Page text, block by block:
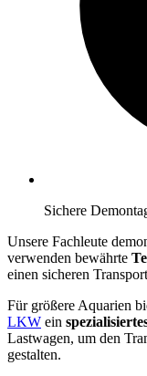
Sichere
Unsere Fachleute
verwenden bewährte
einen sicheren
Für größere Aquarien
LKW ein
Lastwagen, um den
gestalten.